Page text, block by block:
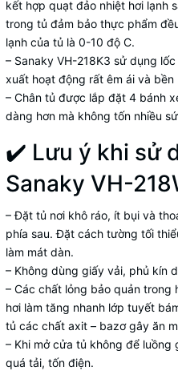
kết hợp quạt đảo nhiệt hơi lạnh
trong tủ đảm bảo thực phẩm
lạnh của tủ là 0-10 độ C.
– Sanaky VH-218K3 sử dụng
xuất hoạt động rất êm ái và bền
– Chân tủ được lắp đặt 4 bánh
dàng hơn mà không tốn nhiều
✔️ Lưu ý khi sử
Sanaky VH-
– Đặt tủ nơi khô ráo, ít bụi và
phía sau. Đặt cách tường tối
làm mát dàn.
– Không dùng giấy vải, phủ kín
– Các chất lỏng bảo quản
hơi làm tăng nhanh lớp tuyết
tủ các chất axit – bazơ gây ăn
– Khi mở cửa tủ không để
quá tải, tốn điện.